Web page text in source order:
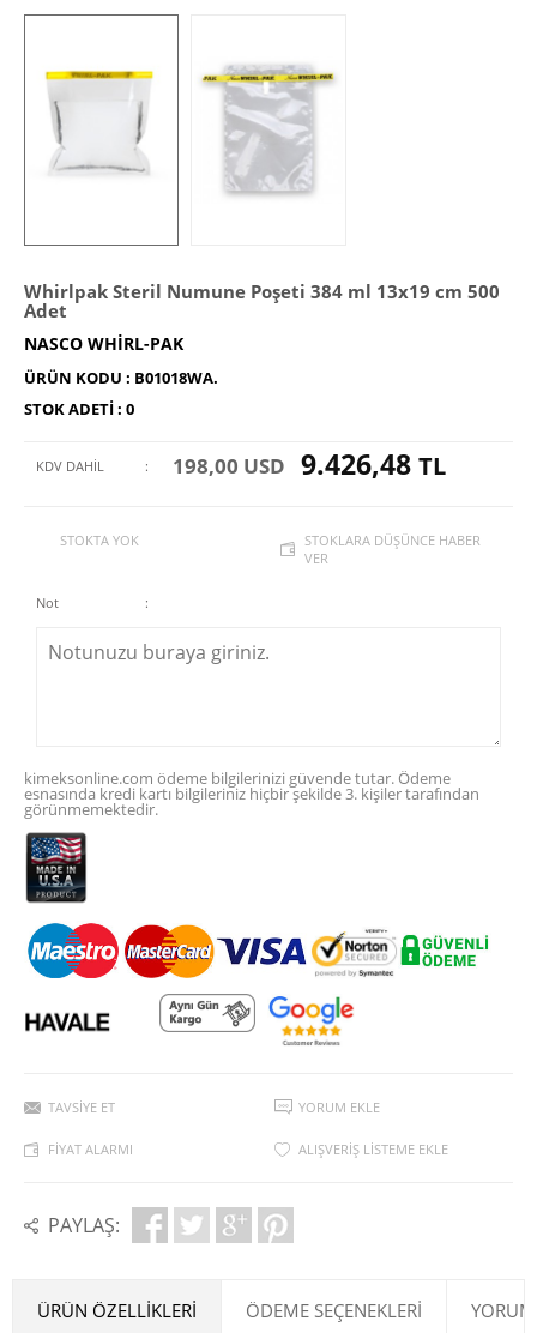
Whirlpak Steril Numune Poşeti 384 ml 13x19 cm 500
Adet
NASCO WHIRL-PAK
ÜRÜN KODU : B01018WA.
STOK ADETI : 0
KDV DAHİL : 198,00 USD 9.426,48 TL
STOKTA YOK
STOKLARA DÜŞÜNCE HABER
VER
Not :
kimeksonline.com ödeme bilgilerinizi güvende tutar. Ödeme
esnasında kredi kartı bilgileriniz hiçbir şekilde 3. kişiler tarafından
görünmemektedir.
TAVSIYE ET YORUM EKLE
FIYAT ALARMI ALIŞVERIŞ LISTEME EKLE
PAYLAŞ:
ÜRÜN ÖZELLIKLERI ÖDEME SEÇENEKLERI